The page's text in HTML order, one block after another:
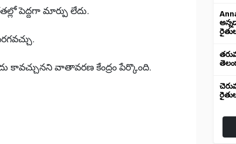
పెద్దగా మార్పు లేదు.
వాతావరణ కేంద్రం పేర్కొంది.